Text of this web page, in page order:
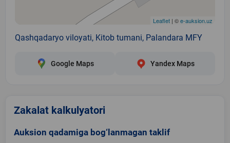
Leaflet | ©e-auksion.uz
Qashqadaryo viloyati, Kitob tumani, Palandara MFY
Google Maps Yandex Maps
Zakalat kalkulyatori
Auksion qadamiga bog‘lanmagan taklif